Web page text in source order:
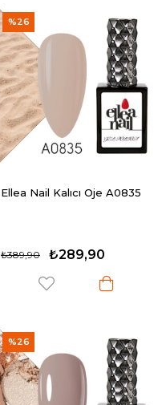
Ellea Nail Kalıcı Oje A0835
₺289,90
₺389,90
%26
%26